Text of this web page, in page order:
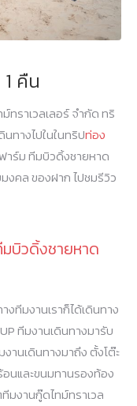
คืน
ราเวลเลอร์ จำกัด ทริ
นทางไปในในทริปท่อง
าร์ม ทีมบิวดิ้งชายหาด
คล ของฝาก ไปชมรีวิว
บิวดิ้งชายหาด
ทีมงานเราก็ได้เดินทาง
ทีมงานเดินทางมารับ
นเดินทางมาถึง ตั้งโต๊ะ
นและขนมทานรองท้อง
มงานกู๊ดไทม์ทราเวล